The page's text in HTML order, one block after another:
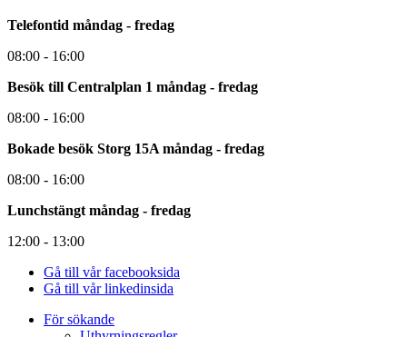
Telefontid måndag - fredag
08:00 - 16:00
Besök till Centralplan 1 måndag - fredag
08:00 - 16:00
Bokade besök Storg 15A måndag - fredag
08:00 - 16:00
Lunchstängt måndag - fredag
12:00 - 13:00
Gå till vår facebooksida
Gå till vår linkedinsida
För sökande